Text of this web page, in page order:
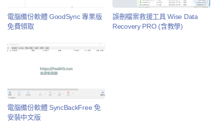
電腦備份軟體 GoodSync 專業版
免費領取
誤刪檔案救援工具 Wise Data
Recovery PRO (含教學)
電腦備份軟體 SyncBackFree 免
安裝中文版